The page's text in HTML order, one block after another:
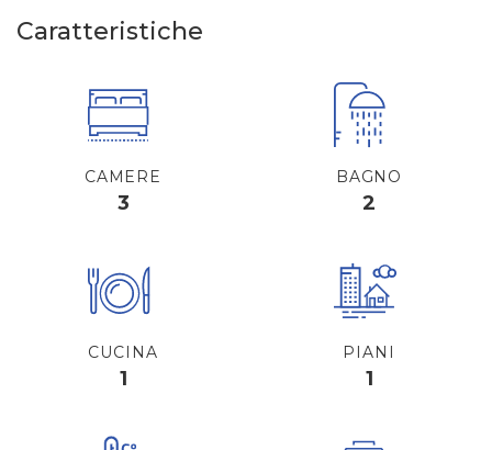
Caratteristiche
CAMERE
3
BAGNO
2
CUCINA
1
PIANI
1